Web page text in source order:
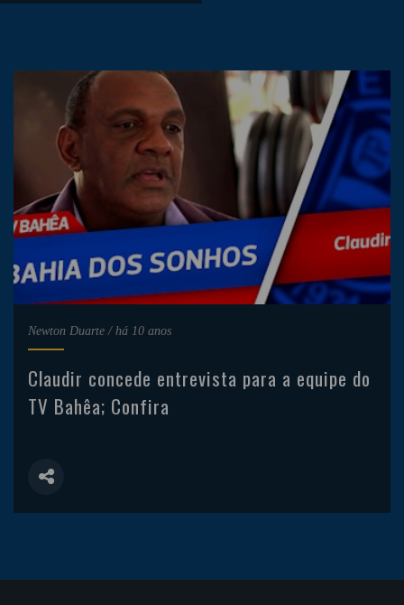
Newton Duarte / há 10 anos
Claudir concede entrevista para a equipe do
TV Bahêa; Confira